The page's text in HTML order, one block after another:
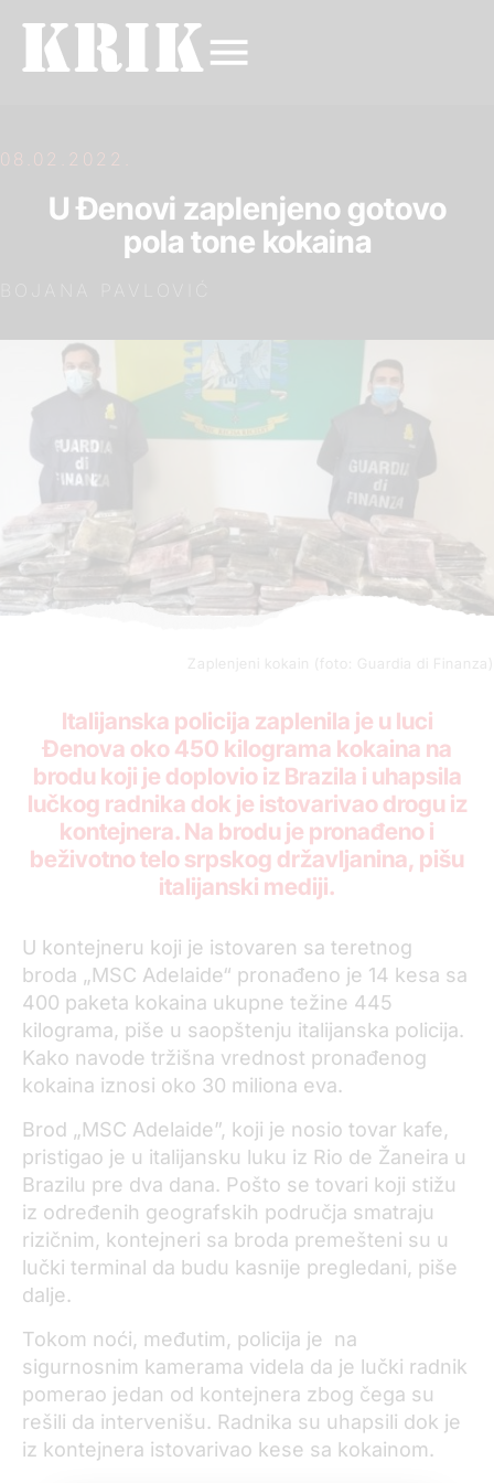
08.02.2022.
U Đenovi zaplenjeno gotovo
pola tone kokaina
Zaplenjeni kokain (foto: Guardia di Finanza)
Italijanska policija zaplenila je u luci
Đenova oko 450 kilograma kokaina na
brodu koji je doplovio iz Brazila i uhapsila
lučkog radnika dok je istovarivao drogu iz
kontejnera. Na brodu je pronađeno i
beživotno telo srpskog državljanina, pišu
italijanski mediji.
U kontejneru koji je istovaren sa teretnog
broda „MSC Adelaide“ pronađeno je 14 kesa sa
400 paketa kokaina ukupne težine 445
kilograma, piše u saopštenju italijanska policija.
Kako navode tržišna vrednost pronađenog
kokaina iznosi oko 30 miliona eva.
Brod „MSC Adelaide”, koji je nosio tovar kafe,
pristigao je u italijansku luku iz Rio de Žaneira u
Brazilu pre dva dana. Pošto se tovari koji stižu
iz određenih geografskih područja smatraju
rizičnim, kontejneri sa broda premešteni su u
lučki terminal da budu kasnije pregledani, piše
dalje.
Tokom noći, međutim, policija je na
sigurnosnim kamerama videla da je lučki radnik
pomerao jedan od kontejnera zbog čega su
rešili da intervenišu. Radnika su uhapsili dok je
iz kontejnera istovarivao kese sa kokainom.